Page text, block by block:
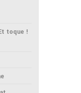
toque !